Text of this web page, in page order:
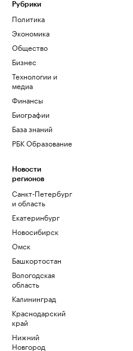
Рубрики
Политика
Экономика
Общество
Бизнес
Технологии и
медиа
Финансы
Биографии
База знаний
РБК Образование
Новости
регионов
Санкт-Петербург
и область
Екатеринбург
Новосибирск
Омск
Башкортостан
Вологодская
область
Калининград
Краснодарский
край
Нижний
Новгород